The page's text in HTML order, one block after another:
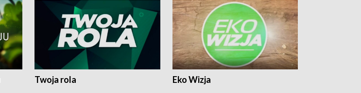
Twoja rola Eko Wizja